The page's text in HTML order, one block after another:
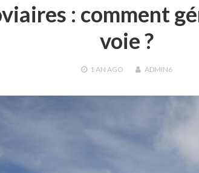
: comment
voie ?
1 AN AGO ADMIN6